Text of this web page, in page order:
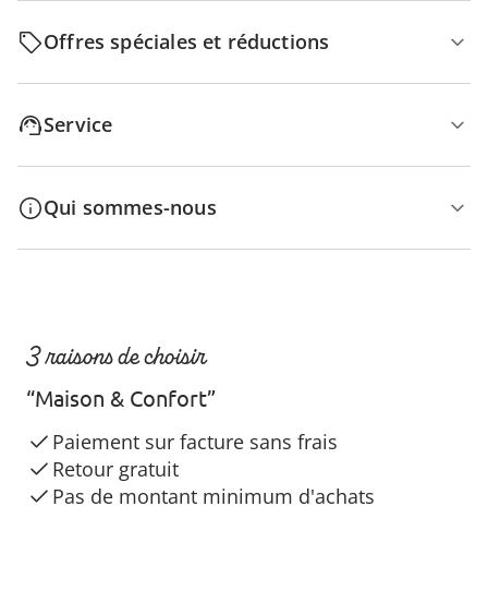
Offres spéciales et réductions
Service
Qui sommes-nous
3 raisons de choisir
“Maison & Confort”
Paiement sur facture sans frais
Retour gratuit
Pas de montant minimum d'achats